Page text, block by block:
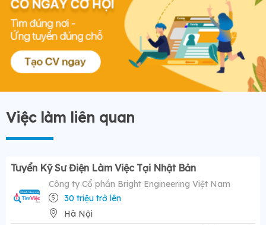
Việc làm liên quan
Tuyển Kỹ Sư Điện Làm Việc Tại Nhật Bản
Công ty Cổ phần Bright Engineering Việt Nam
30 triệu trở lên
Hà Nội